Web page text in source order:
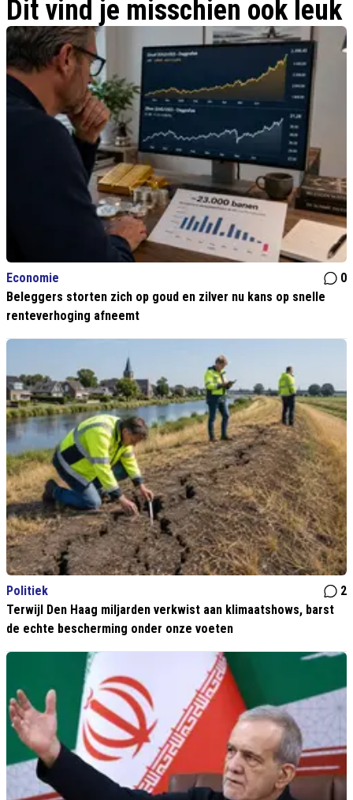
Dit vind je misschien ook leuk
Economie
0
Beleggers storten zich op goud en zilver nu kans op snelle
renteverhoging afneemt
Politiek
2
Terwijl Den Haag miljarden verkwist aan klimaatshows, barst
de echte bescherming onder onze voeten